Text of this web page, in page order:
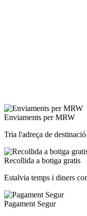
Enviaments per MRW
Tria l'adreça de
Recollida a botiga gratis
Estalvia temps i diners
Pagament Segur